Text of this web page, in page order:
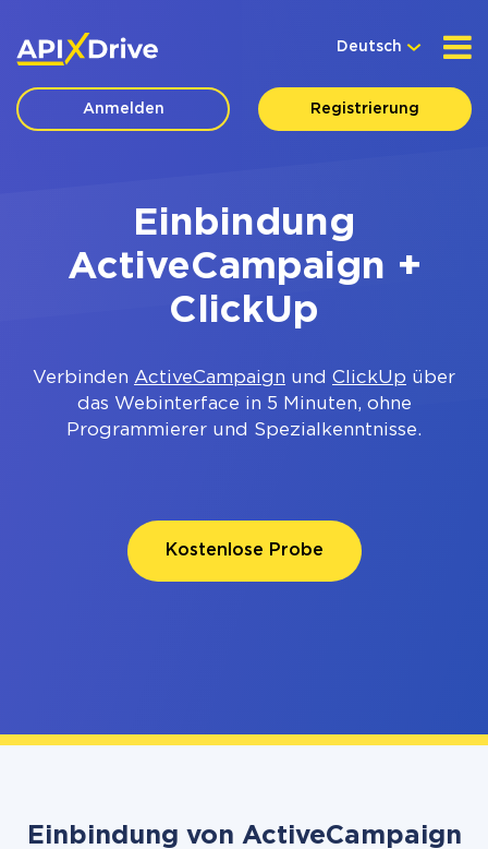
Deutsch
Anmelden Registrierung
Einbindung
ActiveCampaign +
ClickUp
Verbinden ActiveCampaign und ClickUp über
das Webinterface in 5 Minuten, ohne
Programmierer und Spezialkenntnisse.
Kostenlose Probe
Einbindung von ActiveCampaign